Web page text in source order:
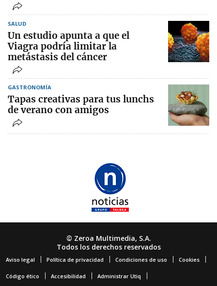
SALUD
Un estudio apunta a que el
Viagra podría limitar la
metástasis del cáncer
GASTRONOMÍA
Tapas creativas para tus lunchs
de verano con amigos
© Zeroa Multimedia, S.A.
Todos los derechos reservados
Aviso legal Política de privacidad Condiciones de uso Cookies
Código ético Accesibilidad Administrar Utiq